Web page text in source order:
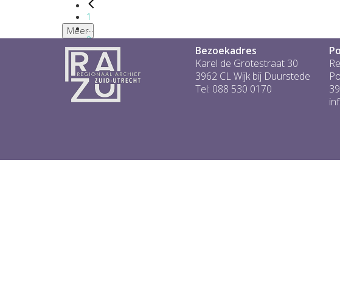
1
...
2
3
4
5
6
...
Meer
Bezoekadres
Karel de Grotestraat 30
3962 CL Wijk bij Duurstede
Tel: 088 530 0170